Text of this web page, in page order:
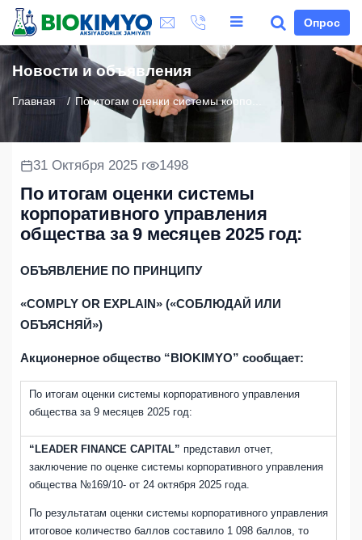
Опрос
Новости и объявления
Главная По итогам оценки системы корпо...
31 Октября 2025 г 1498
По итогам оценки системы
корпоративного управления
общества за 9 месяцев 2025 год:
ОБЪЯВЛЕНИЕ ПО ПРИНЦИПУ
«COMPLY OR EXPLAIN» («СОБЛЮДАЙ ИЛИ
ОБЪЯСНЯЙ»)
Акционерное общество “BIOKIMYO” сообщает:
По итогам оценки системы корпоративного управления
общества за 9 месяцев 2025 год:
“LEADER FINANCE CAPITAL” представил отчет,
заключение по оценке системы корпоративного управления
общества №169/10- от 24 октября 2025 года.
По результатам оценки системы корпоративного управления
итоговое количество баллов составило 1 098 баллов, то